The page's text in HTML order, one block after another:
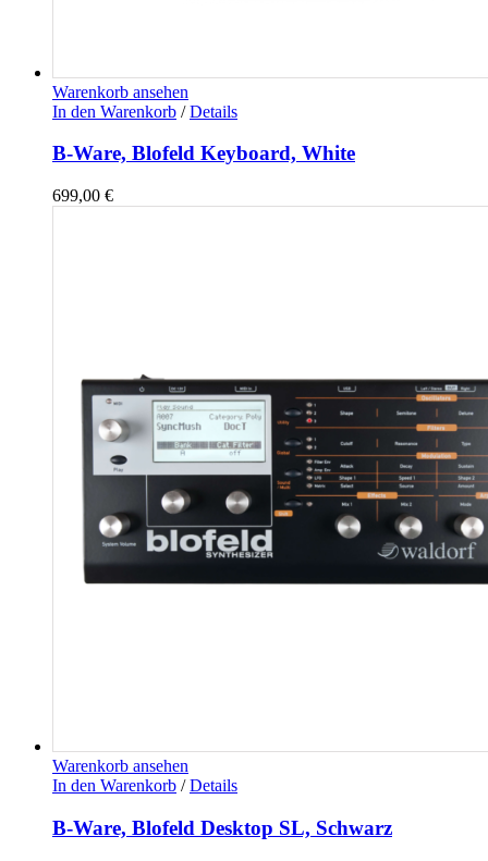
Warenkorb ansehen
In den Warenkorb / Details
B-Ware, Blofeld Keyboard, White
699,00 €
Warenkorb ansehen
In den Warenkorb / Details
B-Ware, Blofeld Desktop SL, Schwarz